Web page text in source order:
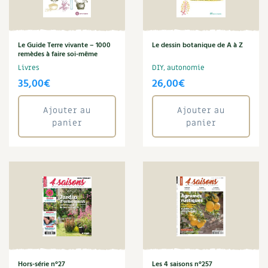
Carnets de saison
Compléments
Dossier
Actualités
Vidéos et podcasts
Secrets d’abonné
Tous au jardin ! avec Pascal
Le Guide Terre vivante – 1000
remèdes à faire soi-même
Livres
35,00€
Ajouter au
panier
Le dessin botanique de A à Z
DIY, autonomie
26,00€
Ajouter au
panier
Hors-série n°27 Les 4 saisons n°257